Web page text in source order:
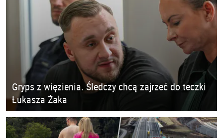
Gryps z więzienia. Śledczy chcą zajrzeć do teczki
Łukasza Żaka